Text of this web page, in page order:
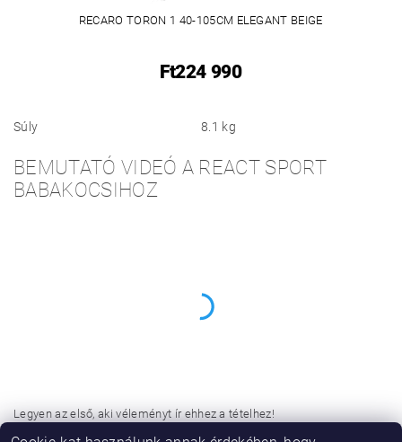
RECARO TORON 1 40-105CM ELEGANT BEIGE
Ft224 990
Súly 8.1 kg
BEMUTATÓ VIDEÓ A REACT SPORT
BABAKOCSIHOZ
Legyen az első, aki véleményt ír ehhez a tételhez!